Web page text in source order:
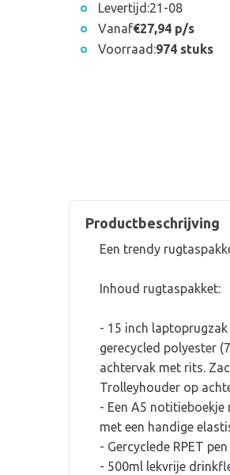
Levertijd:21-08
Vanaf€27,94 p/s
Voorraad:974 stuks
Productbeschrijving
Een trendy
Inhoud rugtaspakket:
- 15 inch
gerecycled polyester
achtervak met rits.
Trolleyhouder op
- Een A5 notitieboekje
met een handige
- Gercyclede RPET
- 500ml lekvrije